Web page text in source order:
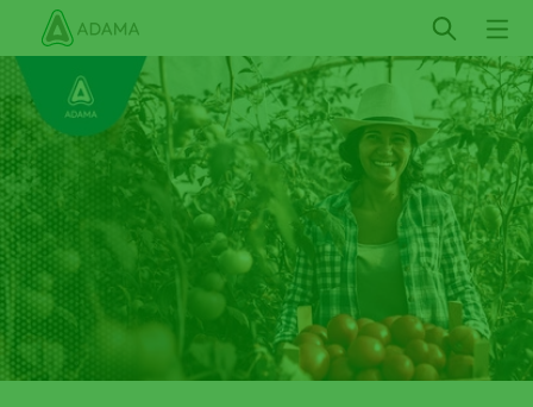
contenido
principal